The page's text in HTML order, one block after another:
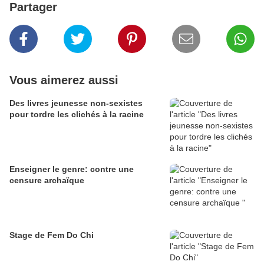
Partager
Vous aimerez aussi
Des livres jeunesse non-sexistes
pour tordre les clichés à la racine
Enseigner le genre: contre une
censure archaïque
Stage de Fem Do Chi